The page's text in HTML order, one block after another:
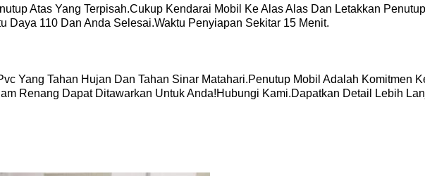
Atas Yang Terpisah.Cukup Kendarai Mobil Ke Alas Alas Dan Letakkan
Daya 110 Dan Anda Selesai.Waktu Penyiapan Sekitar 15 Menit.
Yang Tahan Hujan Dan Tahan Sinar Matahari.Penutup Mobil Adalah Komitmen
Renang Dapat Ditawarkan Untuk Anda!hubungi Kami.dapatkan Detail Lebih